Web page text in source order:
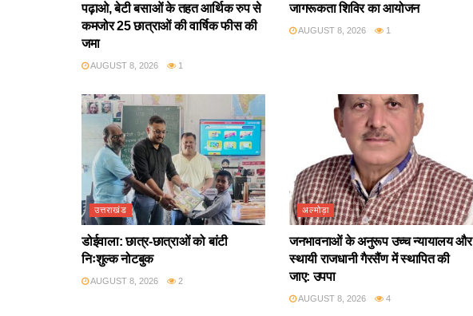
पढ़ाओ, बेटी बसाओं के तहत आर्थिक रुप से
कमजोर 25 छात्राओं की वार्षिक फीस की
जमा
AUGUST 8, 2026 1
जागरूकता शिविर का आयोजन
AUGUST 8, 2026 1
उत्तराखंड
डोईवाला: छात्र-छात्राओं को बांटी
निःशुल्क नोटबुक
AUGUST 8, 2026 2
अल्मोड़ा
जनभावनाओं के अनुरूप उच्च न्यायालय और
स्थायी राजधानी गैरसैंण में स्थापित की
जाए: उपपा
AUGUST 8, 2026 4